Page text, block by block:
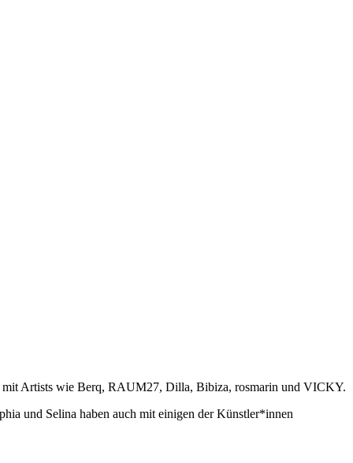
mit Artists wie Berq, RAUM27, Dilla, Bibiza, rosmarin und VICKY.
und Selina haben auch mit einigen der Künstler*innen